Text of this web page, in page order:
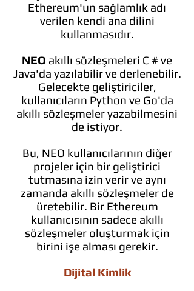
Ethereum'un sağlamlık adı
verilen kendi ana dilini
kullanmasıdır.
NEO akıllı sözleşmeleri C # ve
Java'da yazılabilir ve derlenebilir.
Gelecekte geliştiriciler,
kullanıcıların Python ve Go'da
akıllı sözleşmeler yazabilmesini
de istiyor.
Bu, NEO kullanıcılarının diğer
projeler için bir geliştirici
tutmasına izin verir ve aynı
zamanda akıllı sözleşmeler de
üretebilir. Bir Ethereum
kullanıcısının sadece akıllı
sözleşmeler oluşturmak için
birini işe alması gerekir.
Dijital Kimlik